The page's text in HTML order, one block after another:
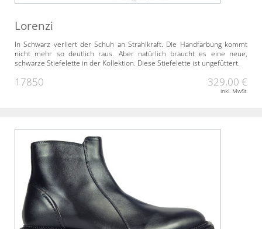
Lorenzi
In Schwarz verliert der Schuh an Strahlkraft. Die Handfärbung kommt
nicht mehr so deutlich raus. Aber natürlich braucht es eine neue,
schwarze Stiefelette in der Kollektion. Diese Stiefelette ist ungefüttert.
17850 329,00 €
inkl. MwSt.